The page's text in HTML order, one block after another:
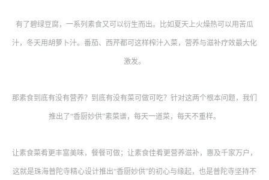
有了碧绿豆腐，一系列素食又可以衍生而出。比如夏天上火燥热可以用苦瓜
汁，冬天用胡萝卜汁。番茄、西芹都可这样榨汁入菜，营养与滋补疗效最大化
激发。
那素食到底有没有营养？到底有没有菜可做可吃？针对这两个根本问题，我们
推出了“香厨妙供”素菜谱，每天一道菜，每天不重样。
让素食菜肴更丰富美味，餐餐可做；让素食佳肴更营养滋补，惠及千家万户，
这就是珠海普陀寺精心设计推出“香厨妙供”的初心与缘起，也是普陀寺坚持不